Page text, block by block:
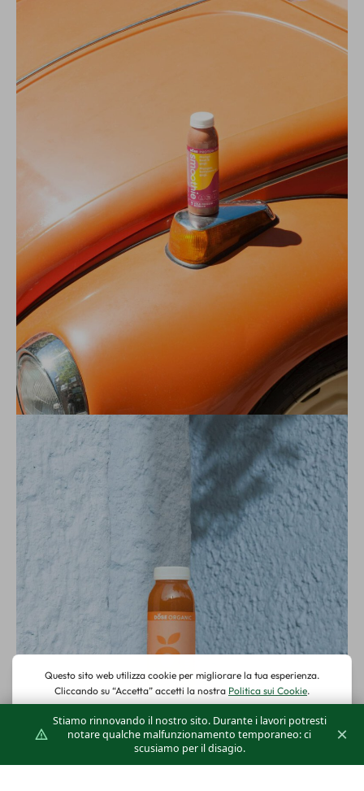
Stiamo rinnovando il nostro sito. Durante i lavori potresti
notare qualche malfunzionamento temporaneo: ci
scusiamo per il disagio.
×